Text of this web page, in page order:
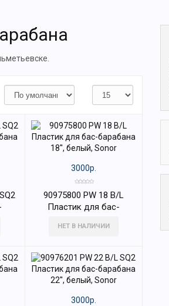
3000р.
90975800 PW 18 B/L
Пластик для бас-
Sonor
НЕТ В НАЛИЧИИ
3000р.